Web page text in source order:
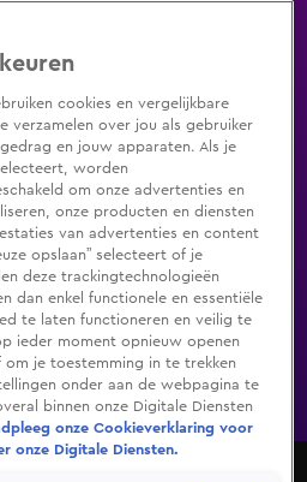
Zenders Genres
Shop
De Bondgenoten
cookies en vergelijkbare
verzamelen over jou als gebruiker
en jouw apparaten. Als je
worden
om onze advertenties en
onze producten en diensten
van advertenties en content
opslaan” selecteert of je
deze trackingtechnologieën
dan enkel functionele en essentiële
te laten functioneren en veilig te
ieder moment opnieuw openen
om je toestemming in te trekken
onder aan de webpagina te
binnen onze Digitale Diensten
onze Cookieverklaring voor
onze Digitale Diensten.